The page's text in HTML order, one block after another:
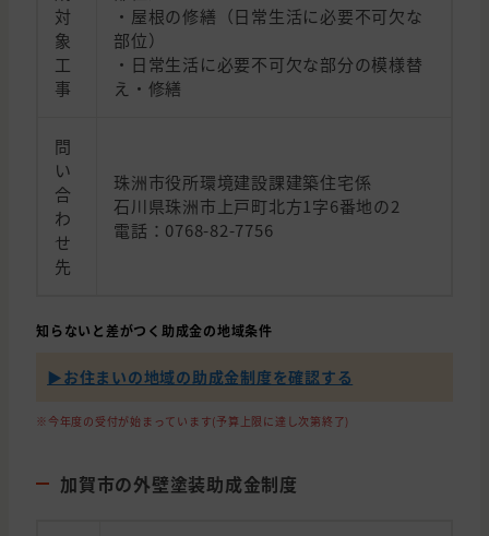
対
象
工
事
・屋根の修繕（日常生活に必要不可欠な
部位）
・日常生活に必要不可欠な部分の模様替
え・修繕
問
い
合
わ
せ
先
珠洲市役所環境建設課建築住宅係
石川県珠洲市上戸町北方1字6番地の2
電話：0768-82-7756
知らないと差がつく助成金の地域条件
▶︎お住まいの地域の助成金制度を確認する
※今年度の受付が始まっています(予算上限に達し次第終了)
加賀市の外壁塗装助成金制度